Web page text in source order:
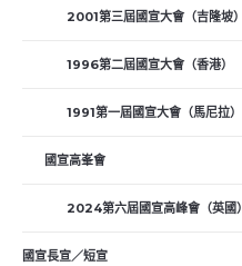
2001第三屆國宣大會（吉隆坡）
1996第二屆國宣大會（香港）
1991第一屆國宣大會（馬尼拉）
國宣高峯會
2024第六屆國宣高峰會（英國）
國宣長宣／短宣